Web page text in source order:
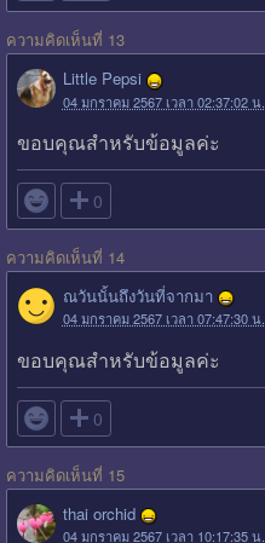
ความคิดเห็นที่ 13
Little Pepsi
04 มกราคม 2567 เวลา 02:37:02 น.
ขอบคุณสำหรับข้อมูลค่ะ
 0
ความคิดเห็นที่ 14
ณวันนั้นถึงวันที่จากมา
04 มกราคม 2567 เวลา 07:47:30 น.
ขอบคุณสำหรับข้อมูลค่ะ
 0
ความคิดเห็นที่ 15
thai orchid
04 มกราคม 2567 เวลา 10:17:35 น.